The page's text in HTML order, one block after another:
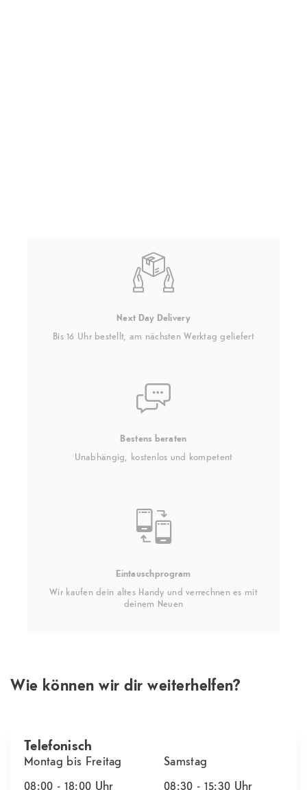
Next Day Delivery
Bis 16 Uhr bestellt, am nächsten Werktag geliefert
Bestens beraten
Unabhängig, kostenlos und kompetent
Eintauschprogram
Wir kaufen dein altes Handy und verrechnen es mit
deinem Neuen
Wie können wir dir weiterhelfen?
Telefonisch
Montag bis Freitag
08:00 - 18:00 Uhr
Samstag
08:30 - 15:30 Uhr